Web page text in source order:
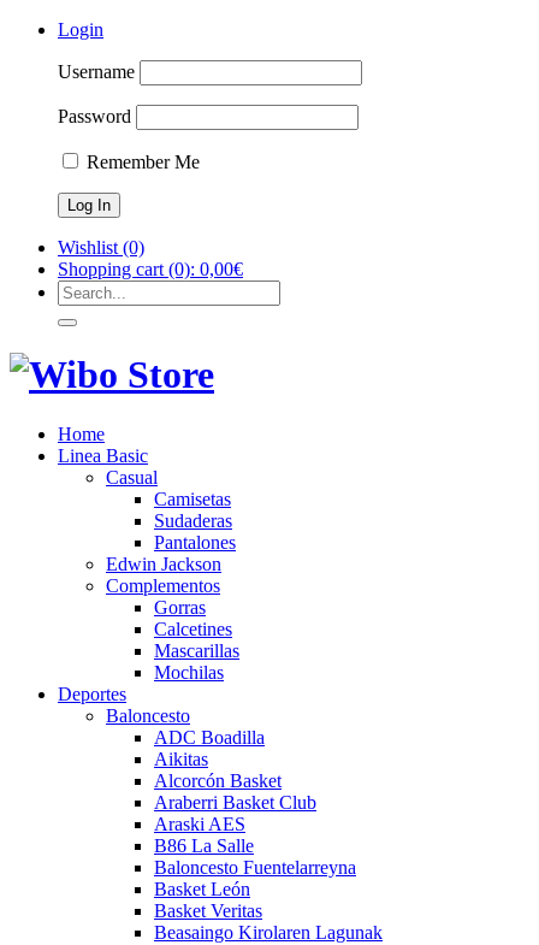
Login
Username
Password
Remember Me
Wishlist (0)
Shopping cart (0): 0,00€
Home
Linea Basic
Casual
Camisetas
Sudaderas
Pantalones
Edwin Jackson
Complementos
Gorras
Calcetines
Mascarillas
Mochilas
Deportes
Baloncesto
ADC Boadilla
Aikitas
Alcorcón Basket
Araberri Basket Club
Araski AES
B86 La Salle
Baloncesto Fuentelarreyna
Basket León
Basket Veritas
Beasaingo Kirolaren Lagunak